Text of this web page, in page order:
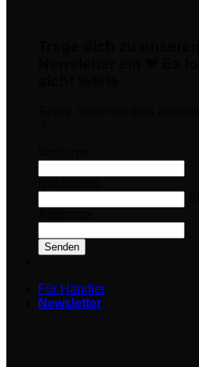
Senden
Für Händler
Newsletter